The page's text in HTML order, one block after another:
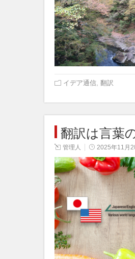
イデア通信, 翻訳
翻訳は言葉
管理人 2025年11月